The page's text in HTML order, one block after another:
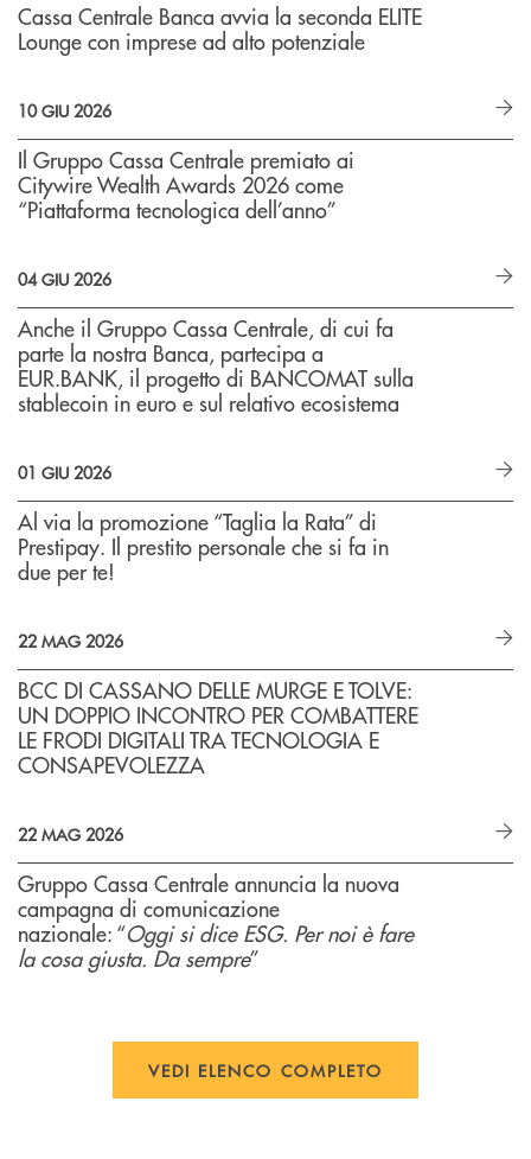
Cassa Centrale Banca avvia la seconda ELITE
Lounge con imprese ad alto potenziale
10 GIU 2026
Il Gruppo Cassa Centrale premiato ai
Citywire Wealth Awards 2026 come
“Piattaforma tecnologica dell’anno”
04 GIU 2026
Anche il Gruppo Cassa Centrale, di cui fa
parte la nostra Banca, partecipa a
EUR.BANK, il progetto di BANCOMAT sulla
stablecoin in euro e sul relativo ecosistema
01 GIU 2026
Al via la promozione “Taglia la Rata” di
Prestipay. Il prestito personale che si fa in
due per te!
22 MAG 2026
BCC DI CASSANO DELLE MURGE E TOLVE:
UN DOPPIO INCONTRO PER COMBATTERE
LE FRODI DIGITALI TRA TECNOLOGIA E
CONSAPEVOLEZZA
22 MAG 2026
Gruppo Cassa Centrale annuncia la nuova
campagna di comunicazione
nazionale: “Oggi si dice ESG. Per noi è fare
la cosa giusta. Da sempre”
VEDI ELENCO COMPLETO